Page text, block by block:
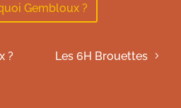
Gembloux ?
? Les 6H Brouettes